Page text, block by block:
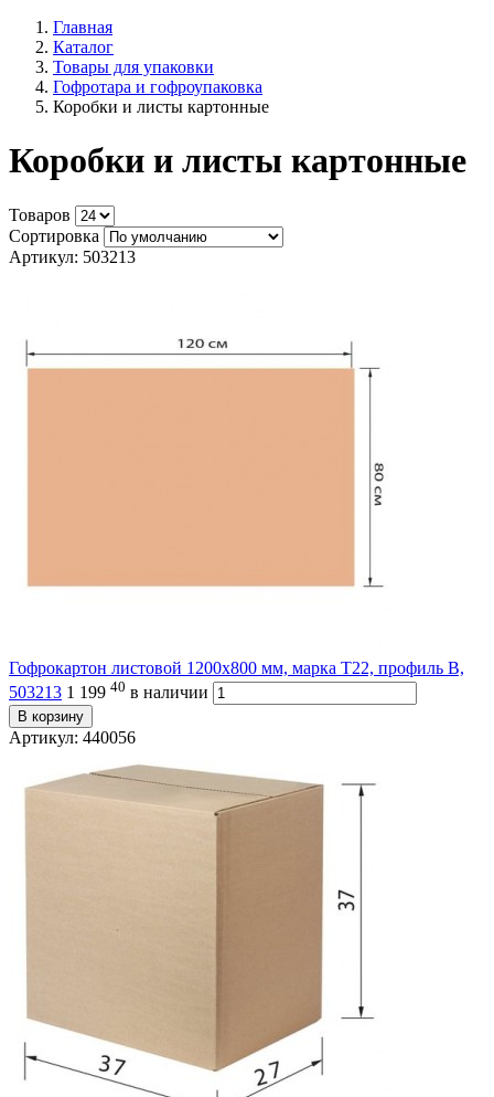
Главная
Каталог
Товары для упаковки
Гофротара и гофроупаковка
Коробки и листы картонные
Коробки и листы картонные
Товаров
Сортировка
Артикул: 503213
Гофрокартон листовой 1200х800 мм, марка Т22, профиль В,
503213 1 199 40 в наличии
В корзину
Артикул: 440056